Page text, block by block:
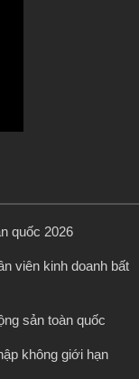
quốc 2026
viên kinh doanh bất
sản toàn quốc
không giới hạn